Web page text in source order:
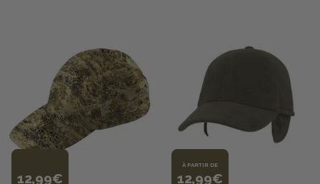
12,99€
À PARTIR DE
12,99€